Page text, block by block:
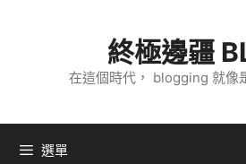
內
終極邊疆
在這個時代， blogging 就像
選單